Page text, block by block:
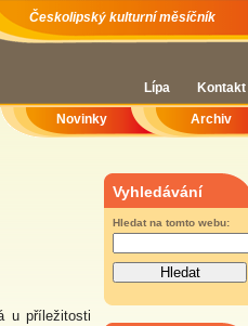
Českolipský kulturní měsíčník
Novinky Archiv
Lípa Kontakt
u příležitosti
Vyhledávání
Hledat na tomto webu: